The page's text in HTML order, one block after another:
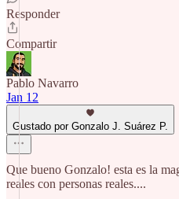
Responder
Compartir
Pablo Navarro
Jan 12
Gustado por Gonzalo J. Suárez P.
Que bueno Gonzalo! esta es la
reales con personas reales....